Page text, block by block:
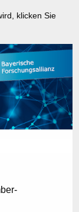
klicken Sie